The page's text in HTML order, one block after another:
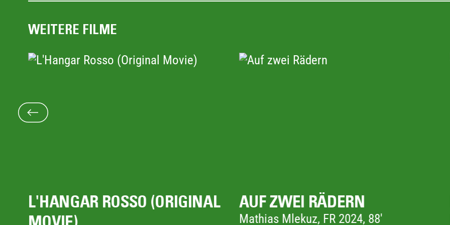
WEITERE FILME
AUF ZWEI RÄDERN
Mathias Mlekuz, FR 2024, 88'
HOKUM
Damian McCarthy, IE/US/AE 2026, 108'